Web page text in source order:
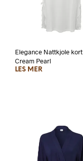
Elegance Nattkjole kort
Cream Pearl
LES MER